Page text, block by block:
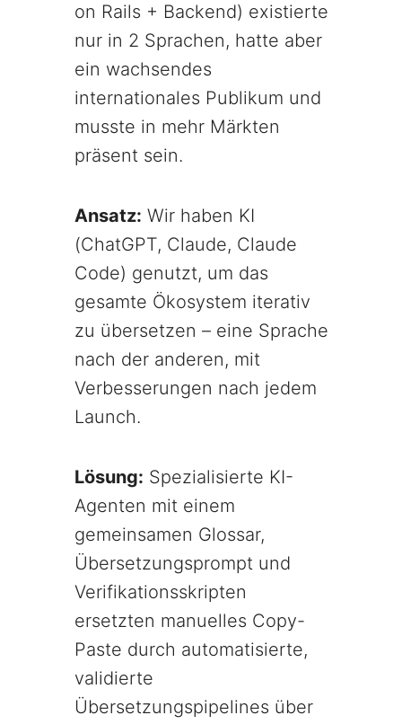
on Rails + Backend) existierte
nur in 2 Sprachen, hatte aber
ein wachsendes
internationales Publikum und
musste in mehr Märkten
präsent sein.
Ansatz: Wir haben KI
(ChatGPT, Claude, Claude
Code) genutzt, um das
gesamte Ökosystem iterativ
zu übersetzen – eine Sprache
nach der anderen, mit
Verbesserungen nach jedem
Launch.
Lösung: Spezialisierte KI-
Agenten mit einem
gemeinsamen Glossar,
Übersetzungsprompt und
Verifikationsskripten
ersetzten manuelles Copy-
Paste durch automatisierte,
validierte
Übersetzungspipelines über